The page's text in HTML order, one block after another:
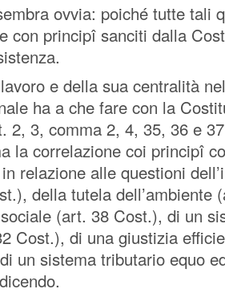
ovvia: poiché tutte tali
con principî sanciti dalla
e della sua centralità
ha a che fare con la
2, 3, comma 2, 4, 35, 36 e
la correlazione coi principî
relazione alle questioni
della tutela dell’ambiente
(art. 38 Cost.), di un
Cost.), di una giustizia
un sistema tributario equo